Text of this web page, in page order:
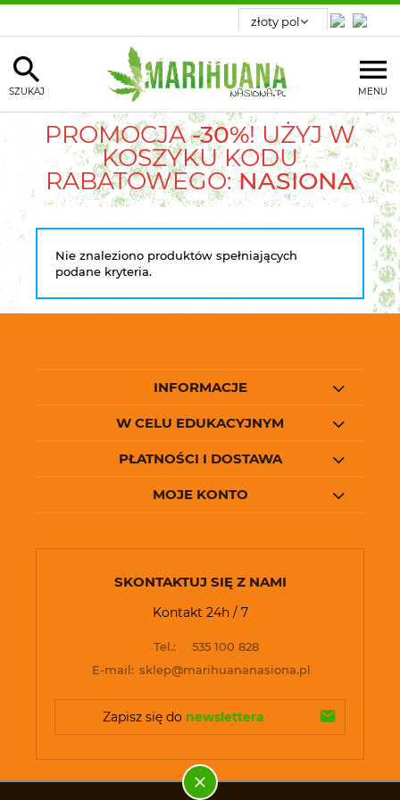
MENU
SZUKAJ
PROMOCJA-30%! UŻYJ W
KOSZYKU KODU
RABATOWEGO:NASIONA
Nie znaleziono produktów spełniających
podane kryteria.
INFORMACJE
W CELU EDUKACYJNYM
PŁATNOŚCI I DOSTAWA
MOJE KONTO
SKONTAKTUJ SIĘ Z NAMI
Kontakt 24h / 7
Tel.:
535 100 828
E-mail: sklep@marihuananasiona.pl
Zapisz się do newslettera